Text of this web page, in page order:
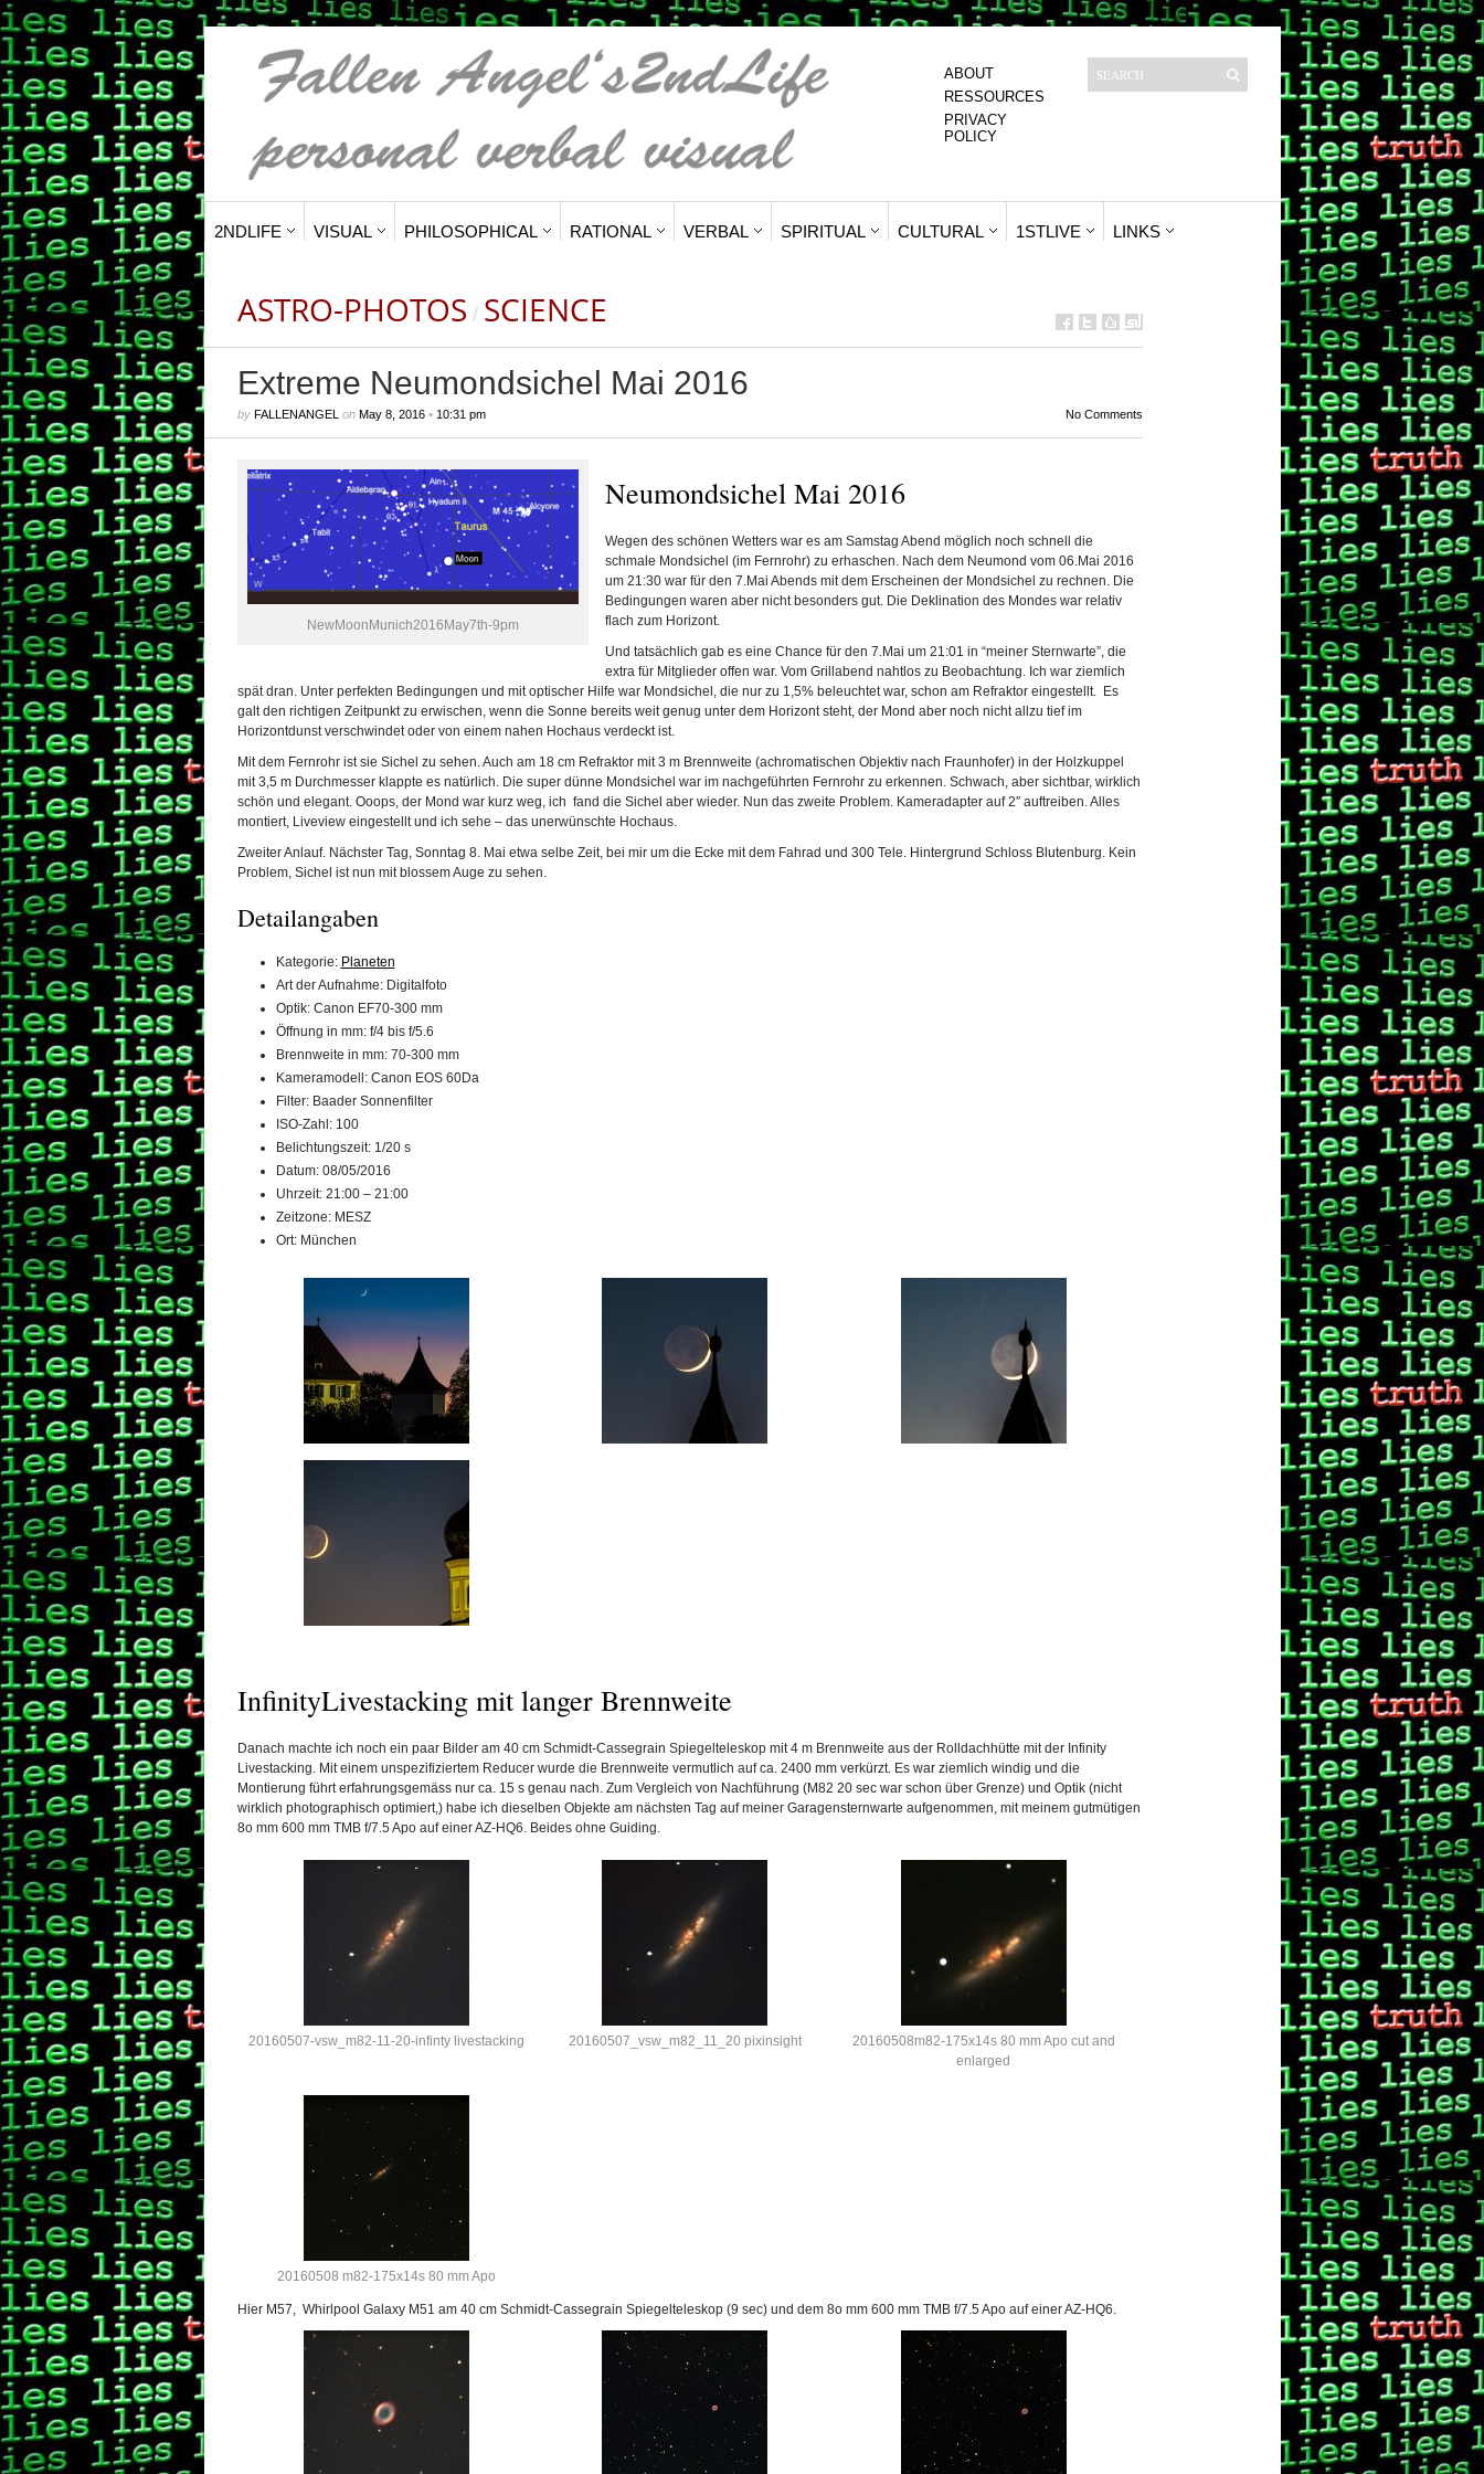
ABOUT
RESSOURCES
PRIVACY
POLICY
2NDLIFE VISUAL PHILOSOPHICAL RATIONAL VERBAL SPIRITUAL CULTURAL 1STLIVE LINKS
ASTRO-PHOTOS / SCIENCE
Extreme Neumondsichel Mai 2016
by FALLENANGEL on May 8, 2016• 10:31 pm No Comments
NewMoonMunich2016May7th-9pm
Neumondsichel Mai 2016
Wegen des schönen Wetters war es am Samstag Abend möglich noch schnell die
schmale Mondsichel (im Fernrohr) zu erhaschen. Nach dem Neumond vom 06.Mai 2016
um 21:30 war für den 7.Mai Abends mit dem Erscheinen der Mondsichel zu rechnen. Die
Bedingungen waren aber nicht besonders gut. Die Deklination des Mondes war relativ
flach zum Horizont.
Und tatsächlich gab es eine Chance für den 7.Mai um 21:01 in “meiner Sternwarte”, die
extra für Mitglieder offen war. Vom Grillabend nahtlos zu Beobachtung. Ich war ziemlich
spät dran. Unter perfekten Bedingungen und mit optischer Hilfe war Mondsichel, die nur zu 1,5% beleuchtet war, schon am Refraktor eingestellt. Es
galt den richtigen Zeitpunkt zu erwischen, wenn die Sonne bereits weit genug unter dem Horizont steht, der Mond aber noch nicht allzu tief im
Horizontdunst verschwindet oder von einem nahen Hochaus verdeckt ist.
Mit dem Fernrohr ist sie Sichel zu sehen. Auch am 18 cm Refraktor mit 3 m Brennweite (achromatischen Objektiv nach Fraunhofer) in der Holzkuppel
mit 3,5 m Durchmesser klappte es natürlich. Die super dünne Mondsichel war im nachgeführten Fernrohr zu erkennen. Schwach, aber sichtbar, wirklich
schön und elegant. Ooops, der Mond war kurz weg, ich fand die Sichel aber wieder. Nun das zweite Problem. Kameradapter auf 2″ auftreiben. Alles
montiert, Liveview eingestellt und ich sehe – das unerwünschte Hochaus.
Zweiter Anlauf. Nächster Tag, Sonntag 8. Mai etwa selbe Zeit, bei mir um die Ecke mit dem Fahrad und 300 Tele. Hintergrund Schloss Blutenburg. Kein
Problem, Sichel ist nun mit blossem Auge zu sehen.
Detailangaben
Kategorie: Planeten
Art der Aufnahme: Digitalfoto
Optik: Canon EF70-300 mm
Öffnung in mm: f/4 bis f/5.6
Brennweite in mm: 70-300 mm
Kameramodell: Canon EOS 60Da
Filter: Baader Sonnenfilter
ISO-Zahl: 100
Belichtungszeit: 1/20 s
Datum: 08/05/2016
Uhrzeit: 21:00 – 21:00
Zeitzone: MESZ
Ort: München
InfinityLivestacking mit langer Brennweite
Danach machte ich noch ein paar Bilder am 40 cm Schmidt-Cassegrain Spiegelteleskop mit 4 m Brennweite aus der Rolldachhütte mit der Infinity
Livestacking. Mit einem unspezifiziertem Reducer wurde die Brennweite vermutlich auf ca. 2400 mm verkürzt. Es war ziemlich windig und die
Montierung führt erfahrungsgemäss nur ca. 15 s genau nach. Zum Vergleich von Nachführung (M82 20 sec war schon über Grenze) und Optik (nicht
wirklich photographisch optimiert,) habe ich dieselben Objekte am nächsten Tag auf meiner Garagensternwarte aufgenommen, mit meinem gutmütigen
8o mm 600 mm TMB f/7.5 Apo auf einer AZ-HQ6. Beides ohne Guiding.
20160507-vsw_m82-11-20-infinty livestacking 20160507_vsw_m82_11_20 pixinsight
20160508m82-175x14s 80 mm Apo cut and
enlarged
20160508 m82-175x14s 80 mm Apo
Hier M57, Whirlpool Galaxy M51 am 40 cm Schmidt-Cassegrain Spiegelteleskop (9 sec) und dem 8o mm 600 mm TMB f/7.5 Apo auf einer AZ-HQ6.